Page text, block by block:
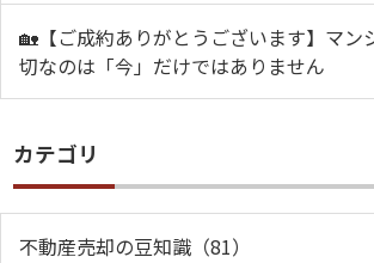
🏡【ご成約ありがとうございます】マン
切なのは「今」だけではありません
カテゴリ
不動産売却の豆知識（81）